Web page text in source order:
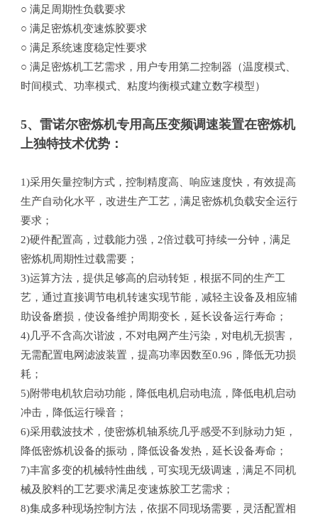
○ 满足周期性负载要求
○ 满足密炼机变速炼胶要求
○ 满足系统速度稳定性要求
○ 满足密炼机工艺需求，用户专用第二控制器（温度模式、
时间模式、功率模式、粘度均衡模式建立数字模型）
5、雷诺尔密炼机专用高压变频调速装置在密炼机
上独特技术优势：
1)采用矢量控制方式，控制精度高、响应速度快，有效提高
生产自动化水平，改进生产工艺，满足密炼机负载安全运行
要求；
2)硬件配置高，过载能力强，2倍过载可持续一分钟，满足
密炼机周期性过载需要；
3)运算方法，提供足够高的启动转矩，根据不同的生产工
艺，通过直接调节电机转速实现节能，减轻主设备及相应辅
助设备磨损，使设备维护周期变长，延长设备运行寿命；
4)几乎不含高次谐波，不对电网产生污染，对电机无损害，
无需配置电网滤波装置，提高功率因数至0.96，降低无功损
耗；
5)附带电机软启动功能，降低电机启动电流，降低电机启动
冲击，降低运行噪音；
6)采用载波技术，使密炼机轴系统几乎感受不到脉动力矩，
降低密炼机设备的振动，降低设备发热，延长设备寿命；
7)丰富多变的机械特性曲线，可实现无级调速，满足不同机
械及胶料的工艺要求满足变速炼胶工艺需求；
8)集成多种现场控制方法，依据不同现场需要，灵活配置相